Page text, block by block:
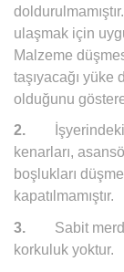
ulaşmak için
Malzeme
taşıyacağı yüke
olduğunu
2.
kenarları,
boşlukları
kapatılmamıştır.
3. Sabit
korkuluk yoktur.